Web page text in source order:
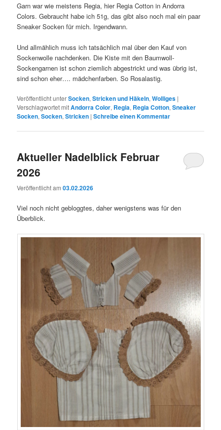
Garn war wie meistens Regia, hier Regia Cotton in Andorra
Colors. Gebraucht habe ich 51g, das gibt also noch mal ein paar
Sneaker Socken für mich. Irgendwann.
Und allmählich muss ich tatsächlich mal über den Kauf von
Sockenwolle nachdenken. Die Kiste mit den Baumwoll-
Sockengarnen ist schon ziemlich abgestrickt und was übrig ist,
sind schon eher…. mädchenfarben. So Rosalastig.
Veröffentlicht unterSocken,Stricken und Häkeln,Wolliges |
Verschlagwortet mitAndorra Color, Regia, Regia Cotton,Sneaker
Socken,Socken,Stricken |Schreibe einen Kommentar
Aktueller Nadelblick Februar
2026
Veröffentlicht am03.02.2026
Viel noch nicht gebloggtes, daher wenigstens was für den
Überblick.